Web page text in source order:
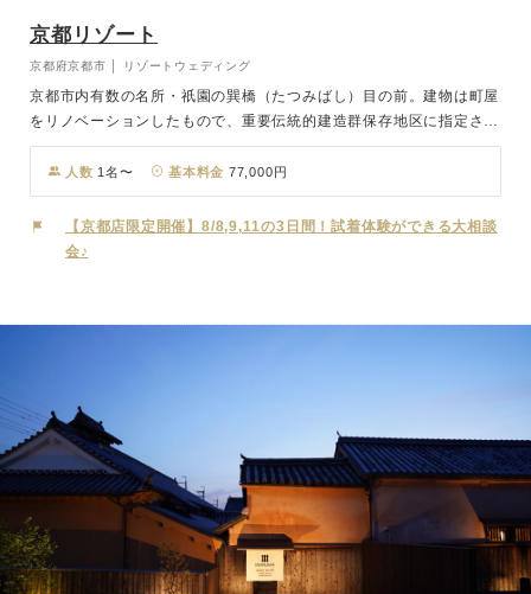
京都リゾート
京都府京都市 │ リゾートウェディング
京都市内有数の名所・祇園の巽橋（たつみばし）目の前。建物は町屋
をリノベーションしたもので、重要伝統的建造群保存地区に指定され
ている街の景観と見事に調和しており、屋外でのロケーション撮影は
絵になる写真がたくさん残せます。「祇園四条」駅から徒歩5分とア
クセスも良好。お打合せは電話やメールでも可能ですので、全国どこ
にお住まいでも安心して当日をお迎えいただけます。
人数 1名〜 基本料金 77,000円
【京都店限定開催】8/8,9,11の3日間！試着体験ができる大相談
会♪